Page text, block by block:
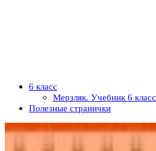
6 класс
Мерзляк. Учебник 6 класс
Полезные странички